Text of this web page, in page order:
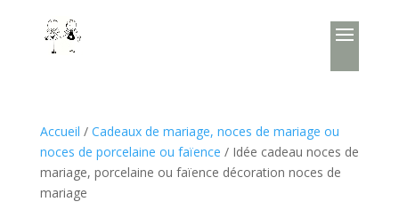
Accueil / Cadeaux de mariage, noces de mariage ou
noces de porcelaine ou faïence / Idée cadeau noces de
mariage, porcelaine ou faïence décoration noces de
mariage